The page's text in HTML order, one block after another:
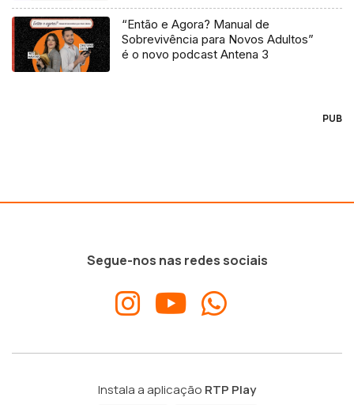
“Então e Agora? Manual de
Sobrevivência para Novos Adultos”
é o novo podcast Antena 3
PUB
Segue-nos nas redes sociais
Instala a aplicação RTP Play